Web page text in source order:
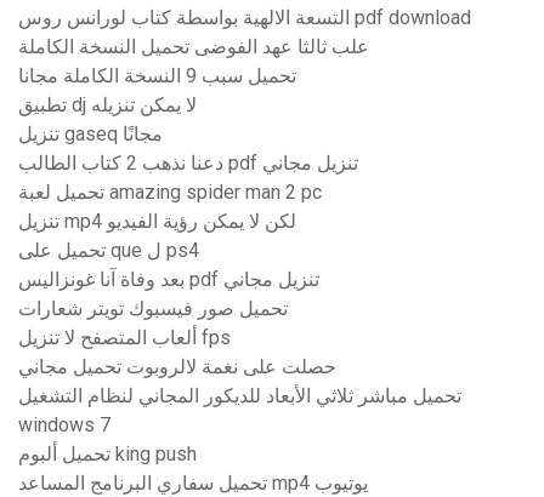
التسعة الالهية بواسطة كتاب لورانس روس pdf download
علب ثالثا عهد الفوضى تحميل النسخة الكاملة
تحميل سبب 9 النسخة الكاملة مجانا
تطبيق dj لا يمكن تنزيله
تنزيل gaseq مجانًا
دعنا نذهب 2 كتاب الطالب pdf تنزيل مجاني
تحميل لعبة amazing spider man 2 pc
تنزيل mp4 لكن لا يمكن رؤية الفيديو
تحميل على que ل ps4
بعد وفاة آنا غونزاليس pdf تنزيل مجاني
تحميل صور فيسبوك تويتر شعارات
ألعاب المتصفح لا تنزيل fps
حصلت على نغمة لالروبوت تحميل مجاني
تحميل مباشر ثلاثي الأبعاد للديكور المجاني لنظام التشغيل
windows 7
تحميل ألبوم king push
تحميل سفاري البرنامج المساعد mp4 يوتيوب